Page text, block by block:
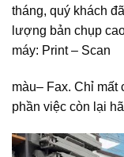
tháng, quý khách
lượng bản chụp
máy: Print – Scan
màu– Fax. Chỉ mất
phần việc còn lại